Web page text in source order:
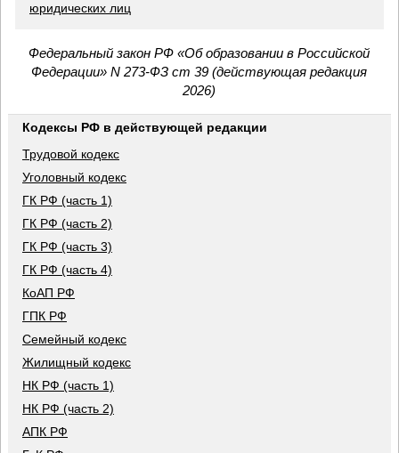
юридических лиц
Федеральный закон РФ «Об образовании в Российской
Федерации» N 273-ФЗ ст 39 (действующая редакция
2026)
Кодексы РФ в действующей редакции
Трудовой кодекс
Уголовный кодекс
ГК РФ (часть 1)
ГК РФ (часть 2)
ГК РФ (часть 3)
ГК РФ (часть 4)
КоАП РФ
ГПК РФ
Семейный кодекс
Жилищный кодекс
НК РФ (часть 1)
НК РФ (часть 2)
АПК РФ